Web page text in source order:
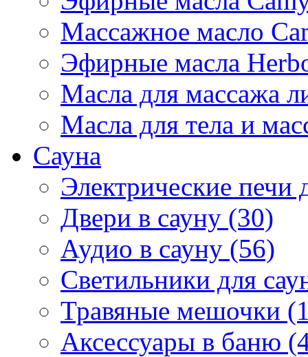
Массажное масло
Эфирные масла
Масла для массажа
Масла для тела и
Сауна
Электрические печи
Двери в сауну (30)
Аудио в сауну (56)
Светильники для
Травяные мешочки
Аксессуары в баню